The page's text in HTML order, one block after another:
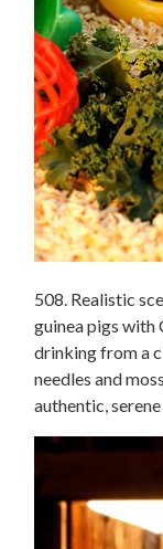
508. Realistic
guinea pigs with
drinking from a
needles and
authentic,